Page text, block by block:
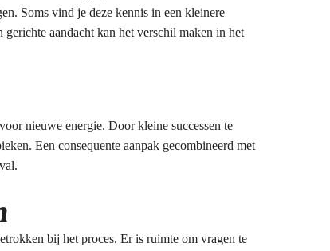
Soms vind je deze kennis in een kleinere
aandacht kan het verschil maken in het
nieuwe energie. Door kleine successen te
Een consequente aanpak gecombineerd met
bij het proces. Er is ruimte om vragen te